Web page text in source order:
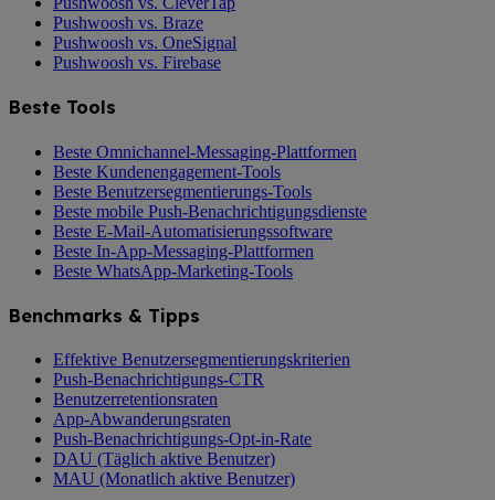
Pushwoosh vs. Braze
Pushwoosh vs. OneSignal
Pushwoosh vs. Firebase
Beste Tools
Beste Omnichannel-Messaging-Plattformen
Beste Kundenengagement-Tools
Beste Benutzersegmentierungs-Tools
Beste mobile Push-Benachrichtigungsdienste
Beste E-Mail-Automatisierungssoftware
Beste In-App-Messaging-Plattformen
Beste WhatsApp-Marketing-Tools
Benchmarks & Tipps
Effektive Benutzersegmentierungskriterien
Push-Benachrichtigungs-CTR
Benutzerretentionsraten
App-Abwanderungsraten
Push-Benachrichtigungs-Opt-in-Rate
DAU (Täglich aktive Benutzer)
MAU (Monatlich aktive Benutzer)